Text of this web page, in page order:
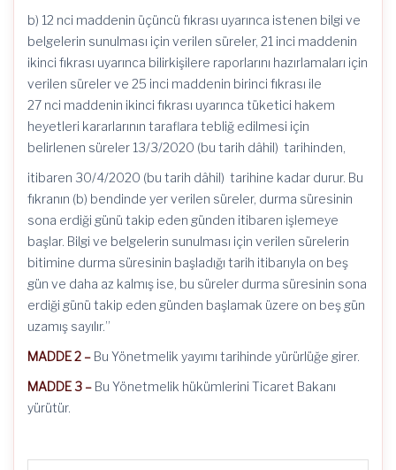
b) 12 nci maddenin üçüncü fıkrası uyarınca istenen bilgi ve
belgelerin sunulması için verilen süreler, 21 inci maddenin
ikinci fıkrası uyarınca bilirkişilere raporlarını hazırlamaları için
verilen süreler ve 25 inci maddenin birinci fıkrası ile
27 nci maddenin ikinci fıkrası uyarınca tüketici hakem
heyetleri kararlarının taraflara tebliğ edilmesi için
belirlenen süreler 13/3/2020 (bu tarih dâhil) tarihinden,
itibaren 30/4/2020 (bu tarih dâhil) tarihine kadar durur. Bu
fıkranın (b) bendinde yer verilen süreler, durma süresinin
sona erdiği günü takip eden günden itibaren işlemeye
başlar. Bilgi ve belgelerin sunulması için verilen sürelerin
bitimine durma süresinin başladığı tarih itibarıyla on beş
gün ve daha az kalmış ise, bu süreler durma süresinin sona
erdiği günü takip eden günden başlamak üzere on beş gün
uzamış sayılır.”
MADDE 2 – Bu Yönetmelik yayımı tarihinde yürürlüğe girer.
MADDE 3 – Bu Yönetmelik hükümlerini Ticaret Bakanı
yürütür.